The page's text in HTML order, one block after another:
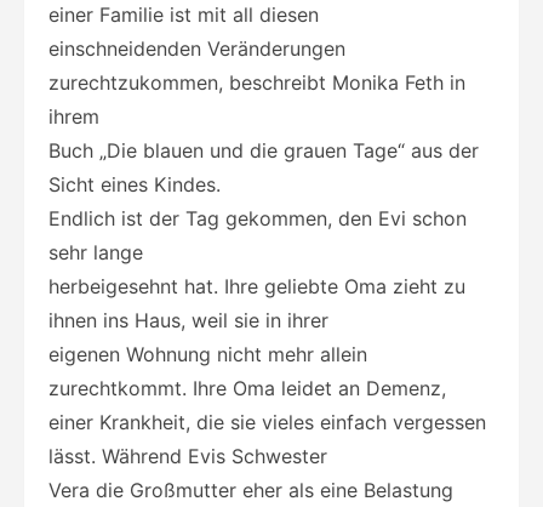
einer Familie ist mit all diesen
einschneidenden Veränderungen
zurechtzukommen, beschreibt Monika Feth in
ihrem
Buch „Die blauen und die grauen Tage“ aus der
Sicht eines Kindes.
Endlich ist der Tag gekommen, den Evi schon
sehr lange
herbeigesehnt hat. Ihre geliebte Oma zieht zu
ihnen ins Haus, weil sie in ihrer
eigenen Wohnung nicht mehr allein
zurechtkommt. Ihre Oma leidet an Demenz,
einer Krankheit, die sie vieles einfach vergessen
lässt. Während Evis Schwester
Vera die Großmutter eher als eine Belastung